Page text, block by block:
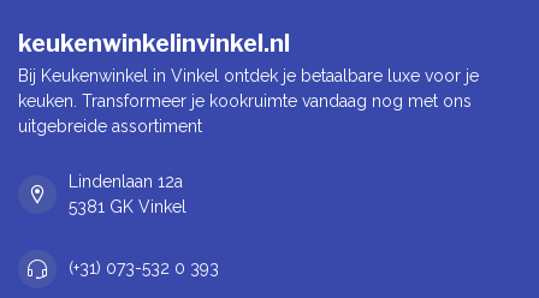
keukenwinkelinvinkel.nl
Bij Keukenwinkel in Vinkel ontdek je betaalbare luxe voor je
keuken. Transformeer je kookruimte vandaag nog met ons
uitgebreide assortiment
Lindenlaan 12a
5381 GK Vinkel
(+31) 073-532 0 393